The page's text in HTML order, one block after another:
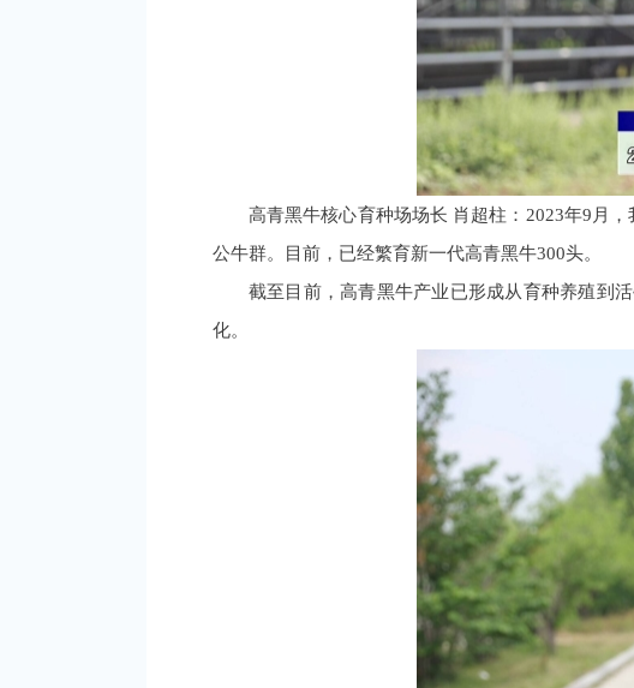
高青黑牛核心育种场场长 肖超柱：2023年9月
公牛群。目前，已经繁育新一代高青黑牛300头。
截至目前，高青黑牛产业已形成从育种养殖到
化。